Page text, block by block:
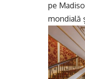
pe
mondială